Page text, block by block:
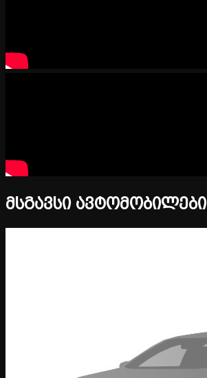
მსგავსი ავტომობილები